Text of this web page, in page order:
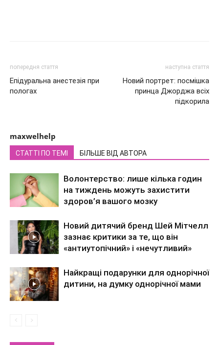
попередня стаття
Епідуральна анестезія при
пологах
наступна стаття
Новий портрет: посмішка
принца Джорджа всіх
підкорила
maxwelhelp
СТАТТІ ПО ТЕМІ БІЛЬШЕ ВІД АВТОРА
Волонтерство: лише кілька годин
на тиждень можуть захистити
здоров’я вашого мозку
Новий дитячий бренд Шей Мітчелл
зазнає критики за те, що він
«антиутопічний» і «нечутливий»
Найкращі подарунки для однорічної
дитини, на думку однорічної мами